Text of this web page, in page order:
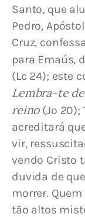
Santo, que
Pedro,
Cruz,
para Emaús,
(Lc 24); este
Lembra-te
reino (Jo 20);
acreditará
vir,
vendo Cristo
duvida de
morrer.
tão altos